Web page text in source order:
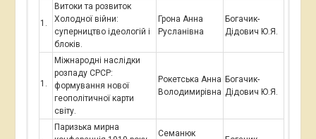
Витоки та розвиток
Холодної війни:
суперництво ідеологій і
блоків.
Грона Анна
Русланівна
Богачик-
Дідович Ю.Я.
Міжнародні наслідки
розпаду СРСР:
формування нової
геополітичної карти
світу.
Рокетська Анна
Володимирівна
Богачик-
Дідович Ю.Я.
Паризька мирна
Семанюк